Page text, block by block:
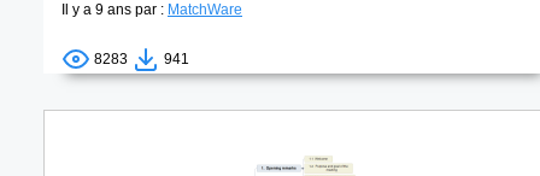
Il y a 9 ans par : MatchWare
8283 941